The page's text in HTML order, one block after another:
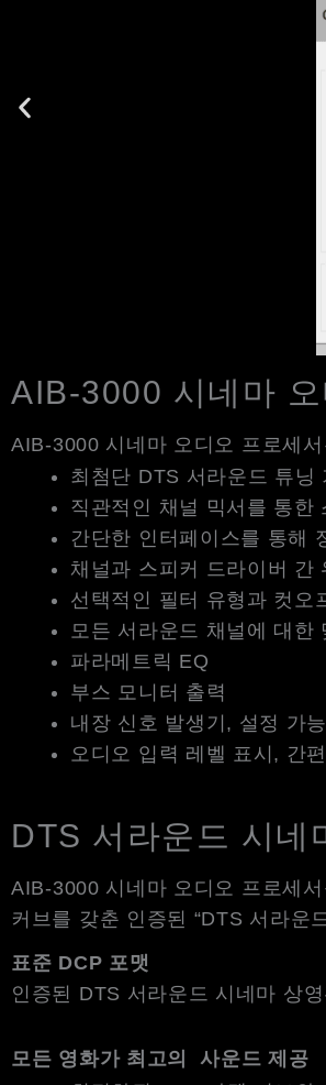
AIB-3000 시네마
AIB-3000 시네마 오디오 프로세
최첨단 DTS 서라운드 튜닝
직관적인 채널 믹서를 통한
간단한 인터페이스를 통해
채널과 스피커 드라이버 간
선택적인 필터 유형과 컷오
모든 서라운드 채널에 대한
파라메트릭 EQ
부스 모니터 출력
내장 신호 발생기, 설정 가
오디오 입력 레벨 표시, 간
DTS 서라운드 시네
AIB-3000 시네마 오디오 프로세
커브를 갖춘 인증된 “DTS 서라운
표준 DCP 포맷
인증된 DTS 서라운드 시네마 상
모든 영화가 최고의 사운드 제공